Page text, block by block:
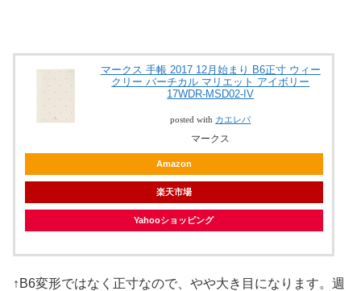
マークス 手帳 2017 12月始まり B6正寸 ウィー
クリー バーチカル マリエット アイボリー
17WDR-MSD02-IV
posted with カエレバ
マークス
Amazon
楽天市場
Yahooショッピング
↑B6変形ではなく正寸なので、やや大き目になります。週